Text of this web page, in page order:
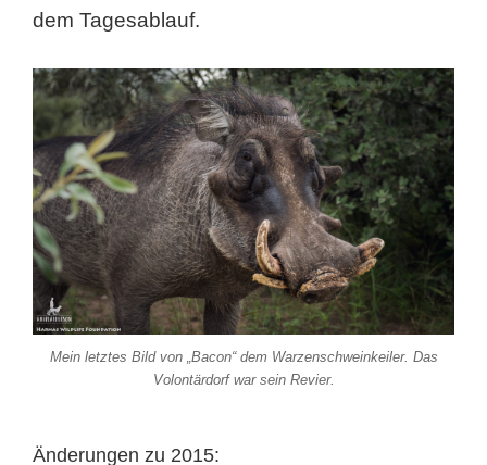
dem Tagesablauf.
Mein letztes Bild von „Bacon“ dem Warzenschweinkeiler. Das
Volontärdorf war sein Revier.
Änderungen zu 2015: